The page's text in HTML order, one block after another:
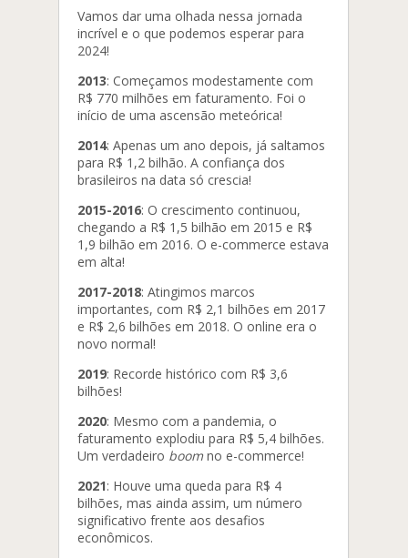
Vamos dar uma olhada nessa jornada
incrível e o que podemos esperar para
2024!
2013: Começamos modestamente com
R$ 770 milhões em faturamento. Foi o
início de uma ascensão meteórica!
2014: Apenas um ano depois, já saltamos
para R$ 1,2 bilhão. A confiança dos
brasileiros na data só crescia!
2015-2016: O crescimento continuou,
chegando a R$ 1,5 bilhão em 2015 e R$
1,9 bilhão em 2016. O e-commerce estava
em alta!
2017-2018: Atingimos marcos
importantes, com R$ 2,1 bilhões em 2017
e R$ 2,6 bilhões em 2018. O online era o
novo normal!
2019: Recorde histórico com R$ 3,6
bilhões!
2020: Mesmo com a pandemia, o
faturamento explodiu para R$ 5,4 bilhões.
Um verdadeiro boom no e-commerce!
2021: Houve uma queda para R$ 4
bilhões, mas ainda assim, um número
significativo frente aos desafios
econômicos.